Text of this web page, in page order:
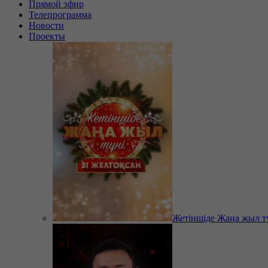
Прямой эфир
Телепрограмма
Новости
Проекты
Жетіншіде Жаңа жыл